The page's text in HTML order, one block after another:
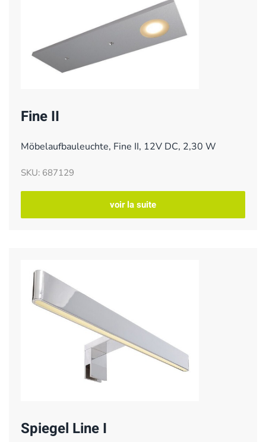
Fine II
Möbelaufbauleuchte, Fine II, 12V DC, 2,30 W
SKU: 687129
voir la suite
Spiegel Line I